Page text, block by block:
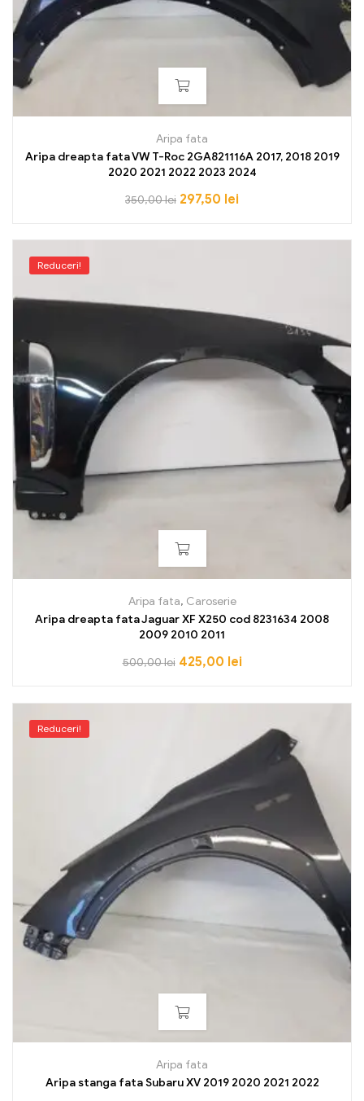
Aripa fata
Aripa dreapta fata VW T-Roc 2GA821116A 2017, 2018 2019
2020 2021 2022 2023 2024
350,00lei 297,50 lei
Reduceri!
Aripa fata, Caroserie
Aripa dreapta fata Jaguar XF X250 cod 8231634 2008
2009 2010 2011
500,00lei 425,00 lei
Reduceri!
Aripa fata
Aripa stanga fata Subaru XV 2019 2020 2021 2022